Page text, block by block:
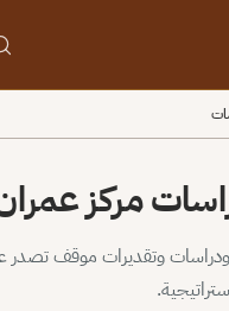
مركز
ودراسات وتقديرات موقف تصدر